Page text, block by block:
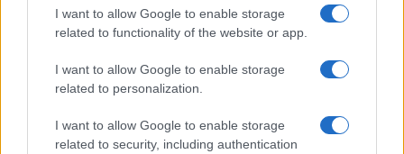
I want to allow Google to enable storage
related to functionality of the website or app.
I want to allow Google to enable storage
related to personalization.
I want to allow Google to enable storage
related to security, including authentication
Εξωδικαστικός μηχανισμός: Ανοίγει η πλατφόρμα
για χρέη από 5.000 ευρώ – Έως 420 δόσεις
26/07/2026 - 9:21πμ